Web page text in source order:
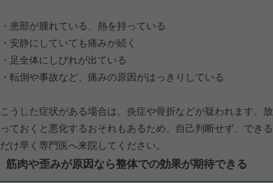
・患部が腫れている、熱を持っている
・安静にしていても痛みが続く
・足全体にしびれが出ている
・転倒や事故など、痛みの原因がはっきりしている
こうした症状がある場合は、炎症や骨折などが疑われます。放
っておくと悪化するおそれもあるため、自己判断せず、できる
だけ早く専門医へ来院してください。
筋肉や歪みが原因なら整体での効果が期待できる